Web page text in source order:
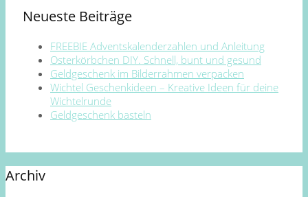
Neueste Beiträge
FREEBIE Adventskalenderzahlen und Anleitung
Osterkörbchen DIY. Schnell, bunt und gesund
Geldgeschenk im Bilderrahmen verpacken
Wichtel Geschenkideen – Kreative Ideen für deine
Wichtelrunde
Geldgeschenk basteln
Archiv